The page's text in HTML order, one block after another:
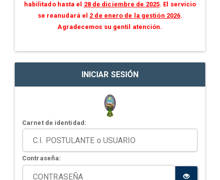
habilitado hasta el 28 de diciembre de 2025. El servicio
se reanudará el 2 de enero de la gestión 2026.
Agradecemos su gentil atención.
INICIAR SESIÓN
Carnet de identidad:
Contraseña: